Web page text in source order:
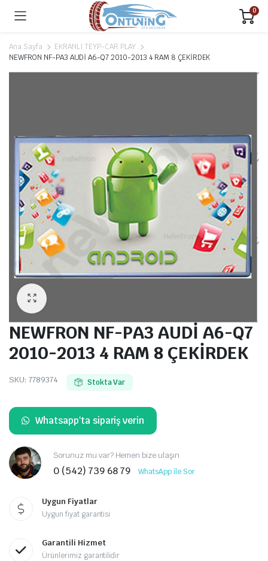
0
Ana Sayfa
EKRANLI TEYP-CAR PLAY
NEWFRON NF-PA3 AUDİ A6-Q7 2010-2013 4 RAM 8 ÇEKİRDEK
NEWFRON NF-PA3 AUDİ A6-Q7
2010-2013 4 RAM 8 ÇEKİRDEK
SKU: 7789374 Stokta Var
Whatsapp'ta sipariş verin
Sorunuz mu var? Hemen bize ulaşın
0 (542) 739 68 79 WhatsApp ile Sor
Uygun Fiyatlar
Uygun fiyat garantisi
Garantili Hizmet
Ürünlerimiz garantilidir